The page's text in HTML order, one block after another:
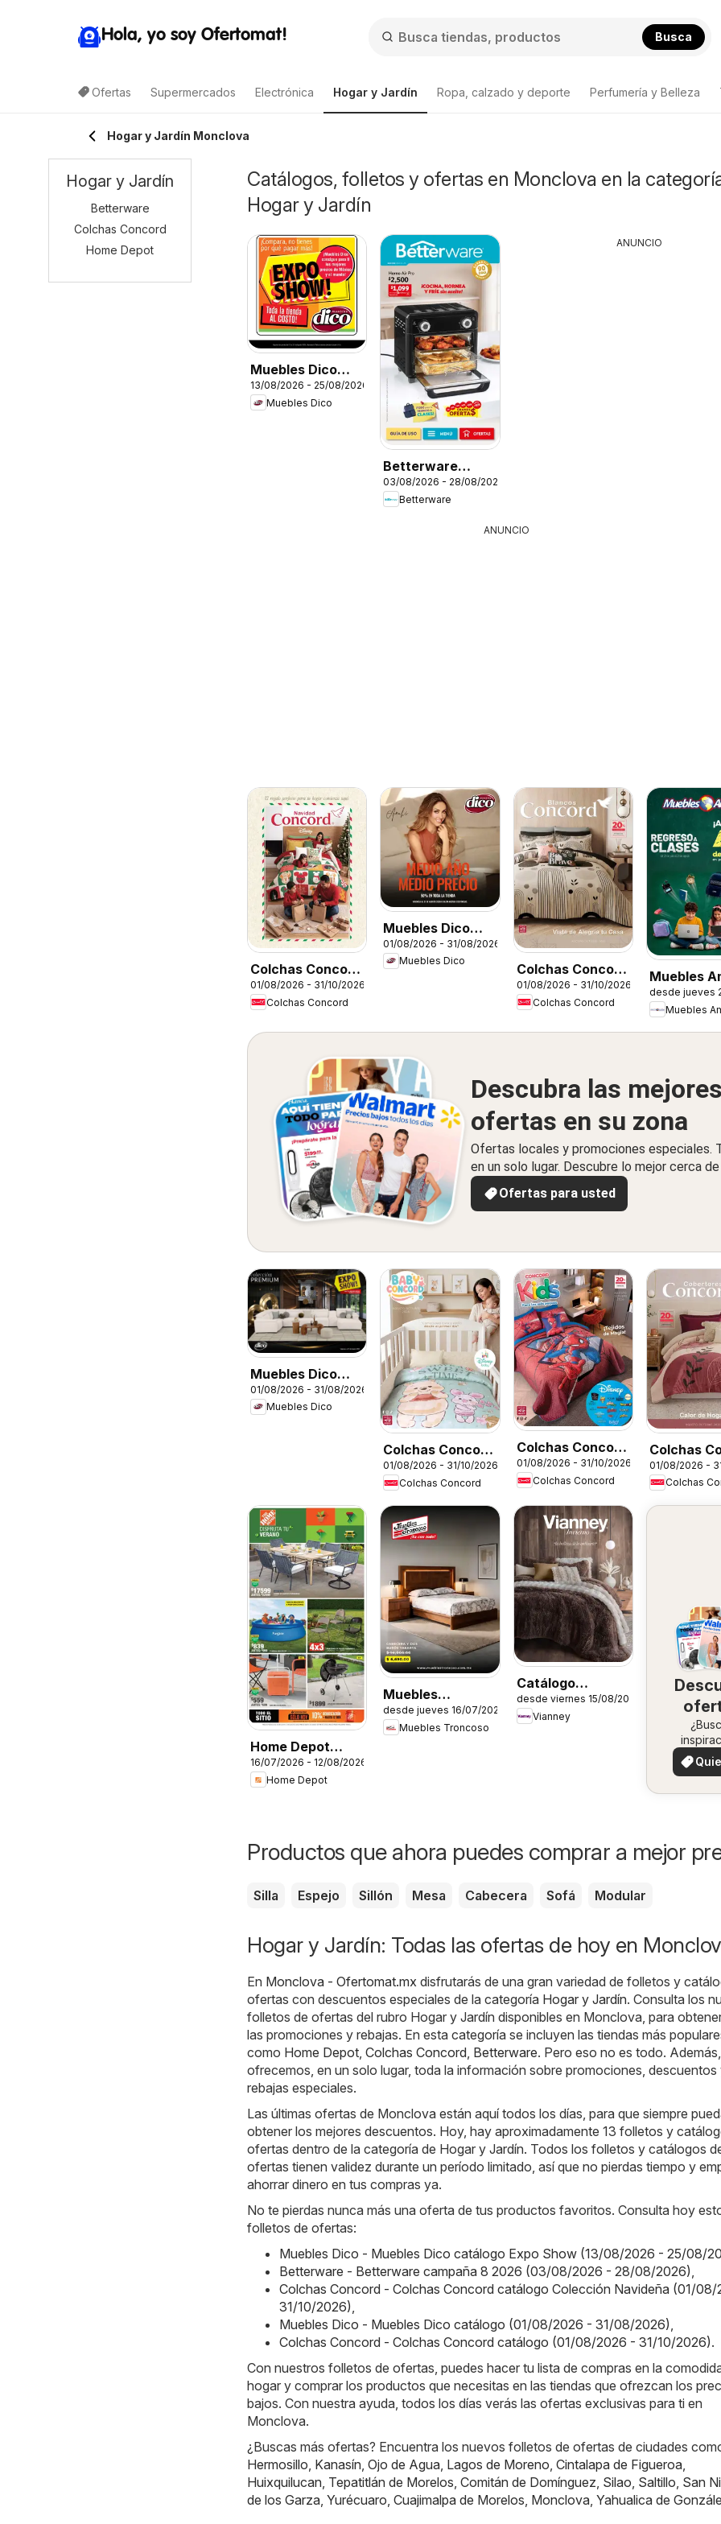
Hola, yo soy Ofertomat! Busca
Ofertas Supermercados Electrónica Hogar y Jardín Ropa, calzado y deporte Perfumería y Belleza
Hogar y Jardín Monclova
Catálogos, folletos y ofertas en Monclova en la
Hogar y Jardín
Muebles Dico
catálogo Expo
Show
13/08/2026 - 25/08/2026
Muebles Dico
Betterware
campaña 8 2026
03/08/2026 - 28/08/2026
Betterware
ANUNCIO
ANUNCIO
Colchas Concord
catálogo
Colección
01/08/2026 - 31/10/2026
Colchas Concord
Muebles Dico
catálogo
01/08/2026 - 31/08/2026
Muebles Dico
Colchas Concord
catálogo
01/08/2026 - 31/10/2026
Colchas Concord
Muebles
catálogo
desde jueves
Muebles
Descubra las mejores
ofertas en su zona
Ofertas locales y promociones especiales.
en un solo lugar. Descubre lo mejor cerca
Ofertas para usted
Muebles Dico
catálogo
Colección
01/08/2026 - 31/08/2026
Muebles Dico
Colchas Concord
catálogo
Colección Bebé
01/08/2026 - 31/10/2026
Colchas Concord
Colchas Concord
catálogo
Colección Infantil
01/08/2026 - 31/10/2026
Colchas Concord
Colchas
catálogo
Colección
Cobertor
01/08/2026 -
Colchas
Home Depot
catálogo
16/07/2026 - 12/08/2026
Home Depot
Muebles
Troncoso
catálogo
desde jueves 16/07/2026
Muebles Troncoso
Catálogo
Invierno
desde viernes 15/08/2025
Vianney
en
¡Mira
ofertas
ver
Productos que ahora puedes comprar a mejor
Silla Espejo Sillón Mesa Cabecera Sofá Modular
Hogar y Jardín: Todas las ofertas de hoy en
En Monclova - Ofertomat.mx disfrutarás de una gran variedad de folletos y
ofertas con descuentos especiales de la categoría Hogar y Jardín. Consulta los
folletos de ofertas del rubro Hogar y Jardín disponibles en Monclova, para
las promociones y rebajas. En esta categoría se incluyen las tiendas más
como Home Depot, Colchas Concord, Betterware. Pero eso no es todo.
ofrecemos, en un solo lugar, toda la información sobre promociones, descuentos
rebajas especiales.
Las últimas ofertas de Monclova están aquí todos los días, para que siempre
obtener los mejores descuentos. Hoy, hay aproximadamente 13 folletos y
ofertas dentro de la categoría de Hogar y Jardín. Todos los folletos y catálogos
ofertas tienen validez durante un período limitado, así que no pierdas tiempo y
ahorrar dinero en tus compras ya.
No te pierdas nunca más una oferta de tus productos favoritos. Consulta hoy
folletos de ofertas:
Muebles Dico - Muebles Dico catálogo Expo Show (13/08/2026 - 25/08/
Betterware - Betterware campaña 8 2026 (03/08/2026 - 28/08/2026),
Colchas Concord - Colchas Concord catálogo Colección Navideña (01/
31/10/2026),
Muebles Dico - Muebles Dico catálogo (01/08/2026 - 31/08/2026),
Colchas Concord - Colchas Concord catálogo (01/08/2026 - 31/10/2026).
Con nuestros folletos de ofertas, puedes hacer tu lista de compras en la
hogar y comprar los productos que necesitas en las tiendas que ofrezcan los
bajos. Con nuestra ayuda, todos los días verás las ofertas exclusivas para ti en
Monclova.
¿Buscas más ofertas? Encuentra los nuevos folletos de ofertas de ciudades
Hermosillo, Kanasín, Ojo de Agua, Lagos de Moreno, Cintalapa de Figueroa,
Huixquilucan, Tepatitlán de Morelos, Comitán de Domínguez, Silao, Saltillo, San
de los Garza, Yurécuaro, Cuajimalpa de Morelos, Monclova, Yahualica de
Hogar y Jardín
Betterware
Colchas Concord
Home Depot